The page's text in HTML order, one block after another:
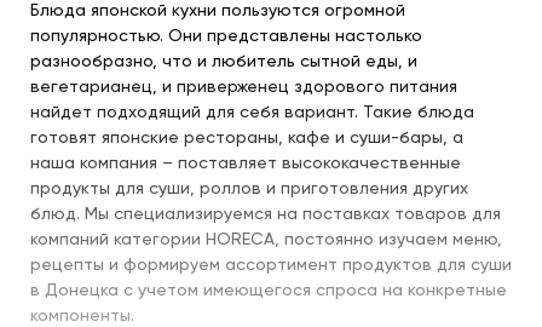
Блюда японской кухни пользуются огромной
популярностью. Они представлены настолько
разнообразно, что и любитель сытной еды, и
вегетарианец, и приверженец здорового питания
найдет подходящий для себя вариант. Такие блюда
готовят японские рестораны, кафе и суши-бары, а
наша компания – поставляет высококачественные
продукты для суши, роллов и приготовления других
блюд. Мы специализируемся на поставках товаров для
компаний категории HORECA, постоянно изучаем меню,
рецепты и формируем ассортимент продуктов для суши
в Донецка с учетом имеющегося спроса на конкретные
компоненты.